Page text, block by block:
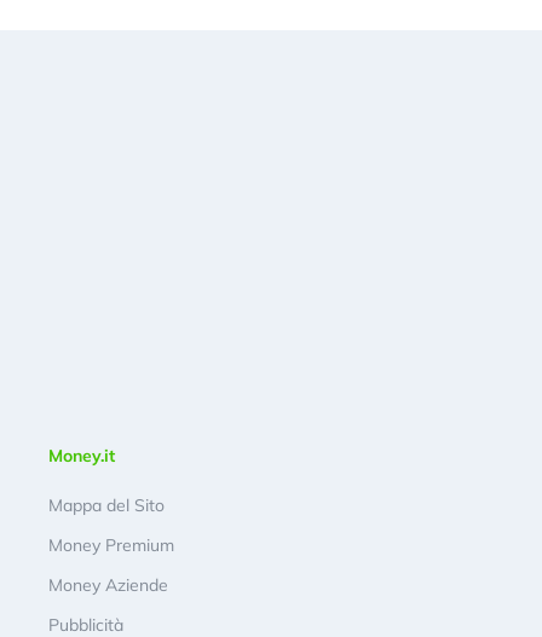
Money.it
Mappa del Sito
Money Premium
Money Aziende
Pubblicità